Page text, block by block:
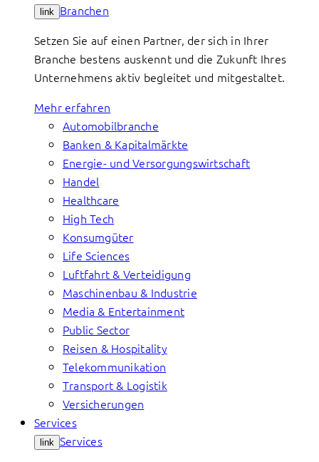
link Branchen
Setzen Sie auf einen Partner, der sich in Ihrer
Branche bestens auskennt und die Zukunft Ihres
Unternehmens aktiv begleitet und mitgestaltet.
Mehr erfahren
Automobilbranche
Banken & Kapitalmärkte
Energie- und Versorgungswirtschaft
Handel
Healthcare
High Tech
Konsumgüter
Life Sciences
Luftfahrt & Verteidigung
Maschinenbau & Industrie
Media & Entertainment
Public Sector
Reisen & Hospitality
Telekommunikation
Transport & Logistik
Versicherungen
Services
link Services